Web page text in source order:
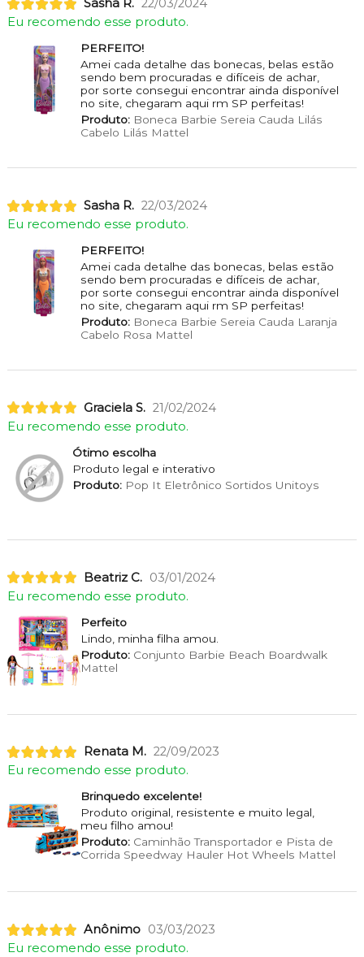
Sasha R. 22/03/2024
Eu recomendo esse produto.
PERFEITO!
Amei cada detalhe das bonecas, belas estão
sendo bem procuradas e difíceis de achar,
por sorte consegui encontrar ainda disponível
no site, chegaram aqui rm SP perfeitas!
Produto:Boneca Barbie Sereia Cauda Lilás
Cabelo Lilás Mattel
Sasha R. 22/03/2024
Eu recomendo esse produto.
PERFEITO!
Amei cada detalhe das bonecas, belas estão
sendo bem procuradas e difíceis de achar,
por sorte consegui encontrar ainda disponível
no site, chegaram aqui rm SP perfeitas!
Produto:Boneca Barbie Sereia Cauda Laranja
Cabelo Rosa Mattel
Graciela S. 21/02/2024
Eu recomendo esse produto.
Ótimo escolha
Produto legal e interativo
Produto:Pop It Eletrônico Sortidos Unitoys
Beatriz C. 03/01/2024
Eu recomendo esse produto.
Perfeito
Lindo, minha filha amou.
Produto:Conjunto Barbie Beach Boardwalk
Mattel
Renata M. 22/09/2023
Eu recomendo esse produto.
Brinquedo excelente!
Produto original, resistente e muito legal,
meu filho amou!
Produto:Caminhão Transportador e Pista de
Corrida Speedway Hauler Hot Wheels Mattel
Anônimo 03/03/2023
Eu recomendo esse produto.